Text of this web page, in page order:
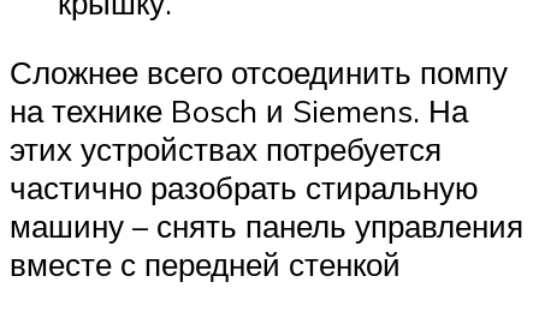
Сложнее всего отсоединить помпу
на технике Bosch и Siemens. На
этих устройствах потребуется
частично разобрать стиральную
машину – снять панель управления
вместе с передней стенкой